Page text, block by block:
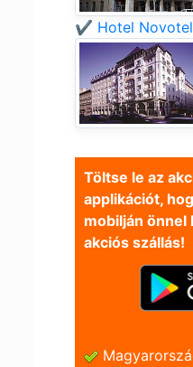
✔️ Hotel Novotel
Töltse le az
applikációt,
mobilján önnel
akciós szállás!